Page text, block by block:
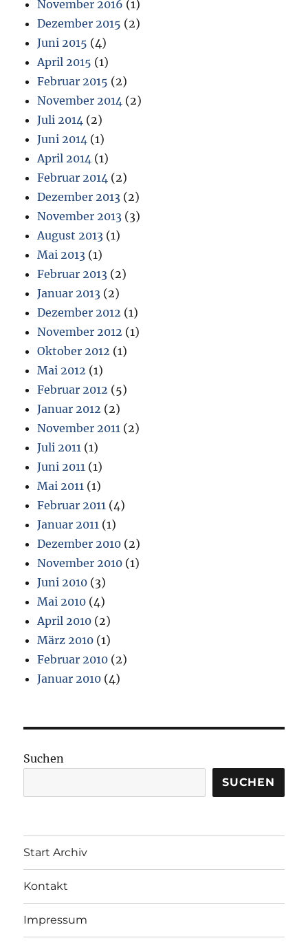
November 2016 (1)
Dezember 2015 (2)
Juni 2015 (4)
April 2015 (1)
Februar 2015 (2)
November 2014 (2)
Juli 2014 (2)
Juni 2014 (1)
April 2014 (1)
Februar 2014 (2)
Dezember 2013 (2)
November 2013 (3)
August 2013 (1)
Mai 2013 (1)
Februar 2013 (2)
Januar 2013 (2)
Dezember 2012 (1)
November 2012 (1)
Oktober 2012 (1)
Mai 2012 (1)
Februar 2012 (5)
Januar 2012 (2)
November 2011 (2)
Juli 2011 (1)
Juni 2011 (1)
Mai 2011 (1)
Februar 2011 (4)
Januar 2011 (1)
Dezember 2010 (2)
November 2010 (1)
Juni 2010 (3)
Mai 2010 (4)
April 2010 (2)
März 2010 (1)
Februar 2010 (2)
Januar 2010 (4)
Suchen
SUCHEN
Start Archiv
Kontakt
Impressum